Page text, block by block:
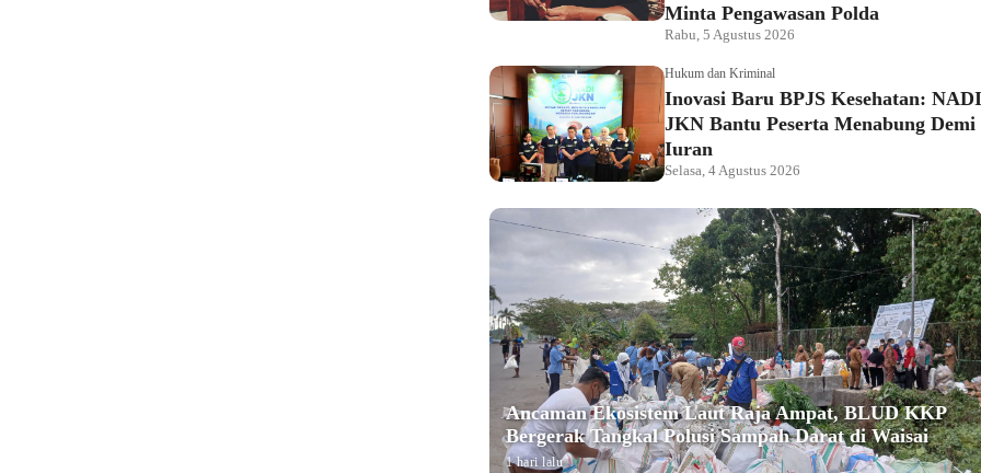
Minta Pengawasan Polda
Rabu, 5 Agustus 2026
Hukum dan Kriminal
Inovasi Baru BPJS Kesehatan: NADI
JKN Bantu Peserta Menabung Demi
Iuran
Selasa, 4 Agustus 2026
Ancaman Ekosistem Laut Raja Ampat, BLUD KKP
Bergerak Tangkal Polusi Sampah Darat di Waisai
1 hari lalu